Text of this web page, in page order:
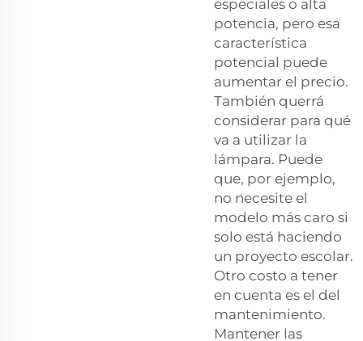
especiales o alta
potencia, pero esa
característica
potencial puede
aumentar el precio.
También querrá
considerar para qué
va a utilizar la
lámpara. Puede
que, por ejemplo,
no necesite el
modelo más caro si
solo está haciendo
un proyecto escolar.
Otro costo a tener
en cuenta es el del
mantenimiento.
Mantener las